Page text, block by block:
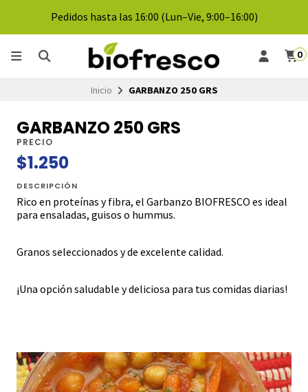
Pedidos hasta las 16:00 (Lun–Vie, 9:00–16:00)
0
Inicio GARBANZO 250 GRS
GARBANZO 250 GRS
PRECIO
$1.250
DESCRIPCIÓN
Rico en proteínas y fibra, el Garbanzo BIOFRESCO es ideal
para ensaladas, guisos o hummus.
Granos seleccionados y de excelente calidad.
¡Una opción saludable y deliciosa para tus comidas diarias!